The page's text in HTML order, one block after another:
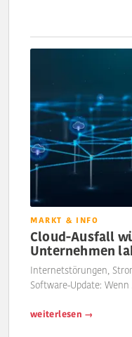
MARKT & INFO
Cloud-Ausfall
Unternehmen
Internetstörungen,
Software-Update:
weiterlesen →